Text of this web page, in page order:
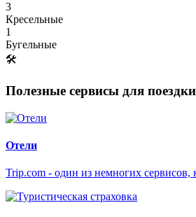
3
Кресельные
1
Бугельные
🛠
Полезные сервисы для поездки
Отели
Trip.com - один из немногих сервисов,